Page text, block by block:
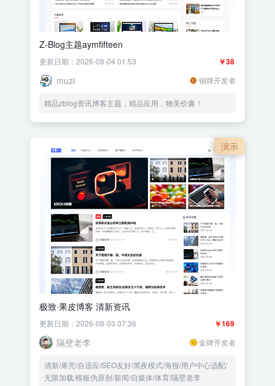
Z-Blog主题aymfifteen
￥38
更新日期：2026-08-04 01:53
muzi 铜牌开发者
精品zblog资讯博客主题，精品应用，物美价廉！
演示
极致·果皮博客 清新资讯
￥169
更新日期：2026-08-03 07:36
隔壁老李 金牌开发者
清新/果壳/自适应/SEO友好/黑夜模式/海报/用户中心适配/
无限加载/模板伪原创/新闻/自媒体/体育/隔壁老李